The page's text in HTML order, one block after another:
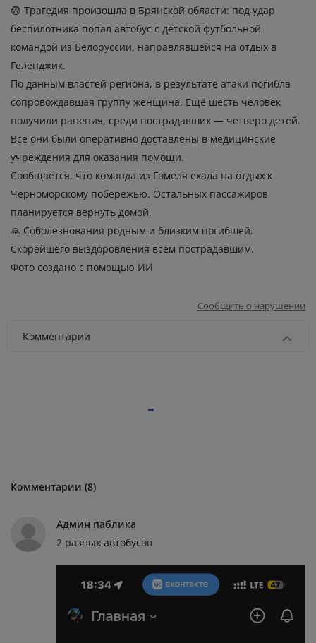
😨 Трагедия произошла в Брянской области: под удар
беспилотника попал автобус с детской футбольной
командой из Белоруссии, направлявшейся на отдых в
Геленджик.
По данным властей региона, в результате атаки погибла
сопровождавшая группу женщина. Ещё шесть человек
получили ранения, среди пострадавших — четверо детей.
Все они были оперативно доставлены в медицинские
учреждения для оказания помощи.
Сообщается, что команда из Гомеля ехала на отдых к
Черноморскому побережью. Остальных пассажиров
планируется вернуть домой.
🙏 Соболезнования родным и близким погибшей.
Скорейшего выздоровления всем пострадавшим.
Фото создано с помощью ИИ
Сообщить о нарушении
Комментарии
Комментарии (8)
Админ паблика
2 разных автобусов